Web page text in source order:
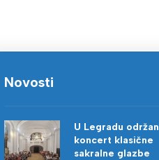
Novosti
U Legradu održan
koncert klasične
sakralne glazbe